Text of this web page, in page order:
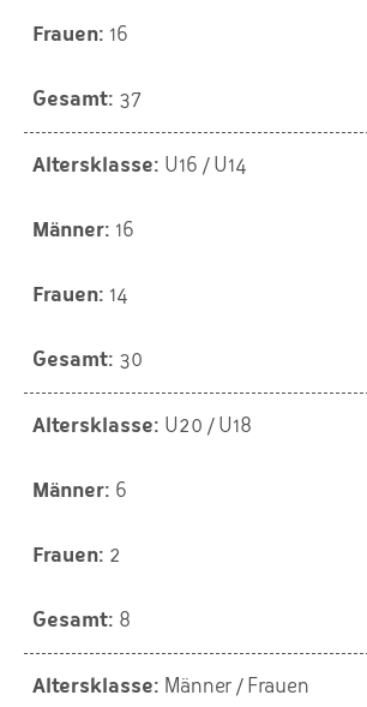
16
37
U16 / U14
16
14
30
U20 / U18
6
2
8
Männer / Frauen